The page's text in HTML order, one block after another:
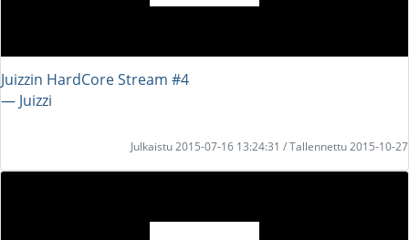
Juizzin HardCore Stream #4
― Juizzi
Julkaistu 2015-07-16 13:24:31 / Tallennettu 2015-10-27